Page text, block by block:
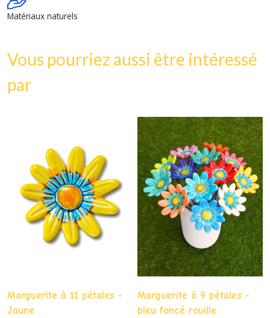
Matériaux naturels
Vous pourriez aussi être intéressé
par
Marguerite à 11 pétales -
Jaune
Marguerite à 9 pétales -
bleu foncé rouille